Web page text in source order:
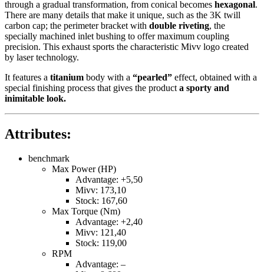
through a gradual transformation, from conical becomes hexagonal.
There are many details that make it unique, such as the 3K twill
carbon cap; the perimeter bracket with double riveting, the
specially machined inlet bushing to offer maximum coupling
precision. This exhaust sports the characteristic Mivv logo created
by laser technology.
It features a titanium body with a “pearled” effect, obtained with a
special finishing process that gives the product a sporty and
inimitable look.
Attributes:
benchmark
Max Power (HP)
Advantage: +5,50
Mivv: 173,10
Stock: 167,60
Max Torque (Nm)
Advantage: +2,40
Mivv: 121,40
Stock: 119,00
RPM
Advantage: –